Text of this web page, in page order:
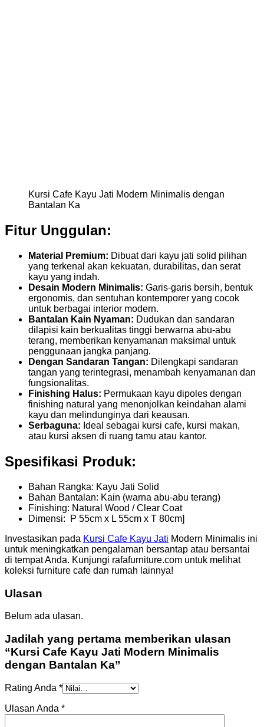
Kursi Cafe Kayu Jati Modern Minimalis dengan
Bantalan Ka
Fitur Unggulan:
Material Premium: Dibuat dari kayu jati solid pilihan
yang terkenal akan kekuatan, durabilitas, dan serat
kayu yang indah.
Desain Modern Minimalis: Garis-garis bersih, bentuk
ergonomis, dan sentuhan kontemporer yang cocok
untuk berbagai interior modern.
Bantalan Kain Nyaman: Dudukan dan sandaran
dilapisi kain berkualitas tinggi berwarna abu-abu
terang, memberikan kenyamanan maksimal untuk
penggunaan jangka panjang.
Dengan Sandaran Tangan: Dilengkapi sandaran
tangan yang terintegrasi, menambah kenyamanan dan
fungsionalitas.
Finishing Halus: Permukaan kayu dipoles dengan
finishing natural yang menonjolkan keindahan alami
kayu dan melindunginya dari keausan.
Serbaguna: Ideal sebagai kursi cafe, kursi makan,
atau kursi aksen di ruang tamu atau kantor.
Spesifikasi Produk:
Bahan Rangka: Kayu Jati Solid
Bahan Bantalan: Kain (warna abu-abu terang)
Finishing: Natural Wood / Clear Coat
Dimensi: P 55cm x L 55cm x T 80cm]
Investasikan pada Kursi Cafe Kayu Jati Modern Minimalis ini
untuk meningkatkan pengalaman bersantap atau bersantai
di tempat Anda. Kunjungi rafafurniture.com untuk melihat
koleksi furniture cafe dan rumah lainnya!
Ulasan
Belum ada ulasan.
Jadilah yang pertama memberikan ulasan
“Kursi Cafe Kayu Jati Modern Minimalis
dengan Bantalan Ka”
Rating Anda *
Ulasan Anda *